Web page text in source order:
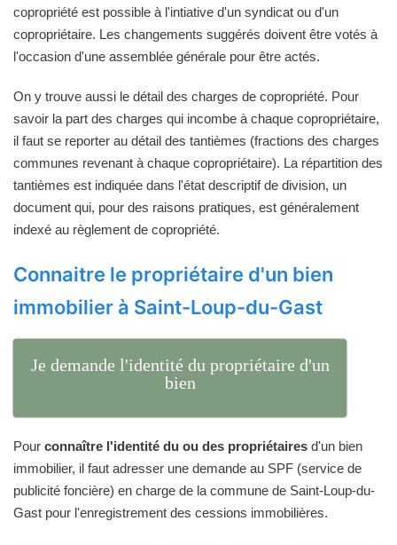
copropriété est possible à l'intiative d'un syndicat ou d'un
copropriétaire. Les changements suggérés doivent être votés à
l'occasion d'une assemblée générale pour être actés.
On y trouve aussi le détail des charges de copropriété. Pour
savoir la part des charges qui incombe à chaque copropriétaire,
il faut se reporter au détail des tantièmes (fractions des charges
communes revenant à chaque copropriétaire). La répartition des
tantièmes est indiquée dans l'état descriptif de division, un
document qui, pour des raisons pratiques, est généralement
indexé au règlement de copropriété.
Connaitre le propriétaire d'un bien
immobilier à Saint-Loup-du-Gast
Je demande l'identité du propriétaire d'un
bien
Pour connaître l'identité du ou des propriétaires d'un bien
immobilier, il faut adresser une demande au SPF (service de
publicité foncière) en charge de la commune de Saint-Loup-du-
Gast pour l'enregistrement des cessions immobilières.